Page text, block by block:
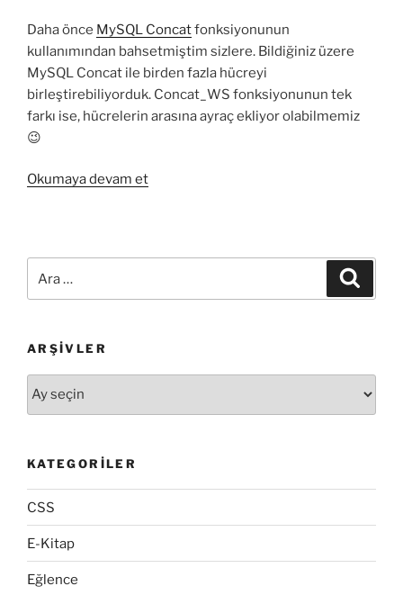
Daha önce MySQL Concatfonksiyonunun
kullanımından bahsetmiştim sizlere. Bildiğiniz üzere
MySQL Concat ile birden fazla hücreyi
birleştirebiliyorduk. Concat_WS fonksiyonunun tek
farkı ise, hücrelerin arasına ayraç ekliyor olabilmemiz
😉
Okumaya devam et“MySQL
ARŞIVLER
KATEGORILER
CSS
E-Kitap
Eğlence